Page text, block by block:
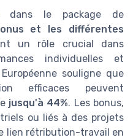
dans le package de
et les différentes
un rôle crucial dans
individuelles et
souligne que
efficaces peuvent
jusqu'à 44%. Les bonus,
ou liés à des projets
lien rétribution-travail en